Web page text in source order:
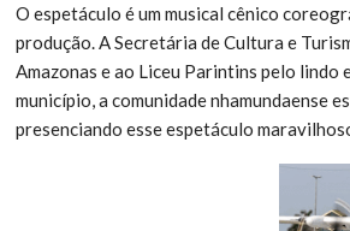
O espetáculo é um musical cênico
produção. A Secretária de Cultura e
Amazonas e ao Liceu Parintins pelo lindo
município, a comunidade nhamundaense
presenciando esse espetáculo